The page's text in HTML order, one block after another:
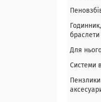
браслети
Для
Системи